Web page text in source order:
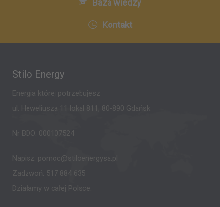
Baza wiedzy
Kontakt
Stilo Energy
Energia której potrzebujesz
ul. Heweliusza 11 lokal 811, 80-890 Gdańsk
Nr BDO: 000107524
Napisz: pomoc@stiloenergysa.pl
Zadzwoń: 517 884 635
Działamy w całej Polsce.